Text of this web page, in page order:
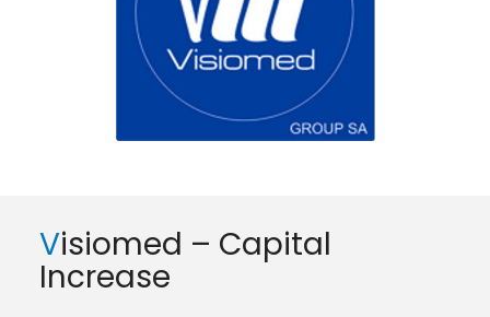
Visiomed – Capital
Increase